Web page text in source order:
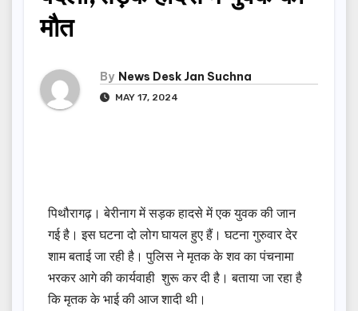
मौत
By News Desk Jan Suchna
MAY 17, 2024
पिथौरागढ़। बेरीनाग में सड़क हादसे में एक युवक की जान
गई है। इस घटना दो लोग घायल हुए हैं। घटना गुरुवार देर
शाम बताई जा रही है। पुलिस ने मृतक के शव का पंचनामा
भरकर आगे की कार्यवाही शुरू कर दी है। बताया जा रहा है
कि मृतक के भाई की आज शादी थी।